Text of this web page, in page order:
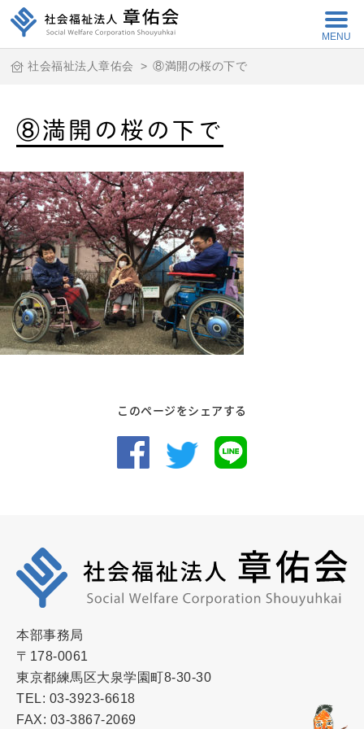
MENU
社会福祉法人章佑会 > ⑧満開の桜の下で
⑧満開の桜の下で
このページをシェアする
本部事務局
〒178-0061
東京都練馬区大泉学園町8-30-30
TEL: 03-3923-6618
FAX: 03-3867-2069